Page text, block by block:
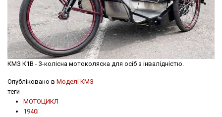
КМЗ К1В - 3-колісна мотоколяска для осіб з інвалідністю.
Опубліковано в Моделі КМЗ
теги
МОТОЦИКЛ
1940і